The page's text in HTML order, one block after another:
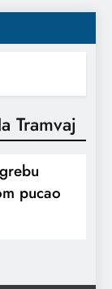
Tramvaj
pucao